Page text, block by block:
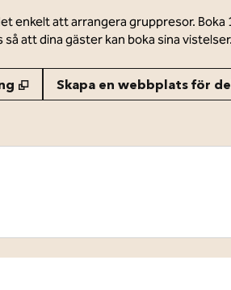
enkelt att arrangera gruppresor.
att dina gäster kan boka sina vistelser.
, Öppnas i ny flik
Skapa en webbplats för